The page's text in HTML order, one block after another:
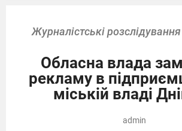
Журналістські розслідування
Обласна влада
рекламу в
міській владі
admin